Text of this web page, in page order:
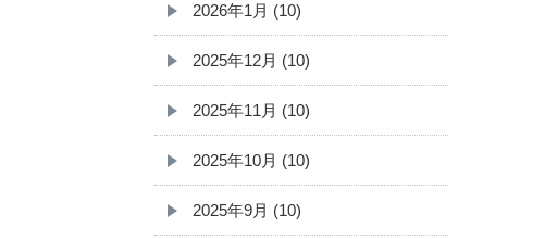
2026年1月 (10)
2025年12月 (10)
2025年11月 (10)
2025年10月 (10)
2025年9月 (10)